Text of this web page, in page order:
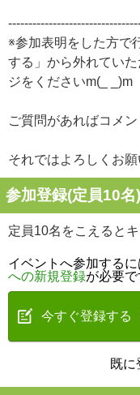
※参加表明をした方で
する」から外れてい
ジをくださいm(_ _)m
ご質問があればコメ
それではよろしくお願
参加登録(定員10名)
定員10名をこえると
イベントへ参加するに
への新規登録が必要で
今すぐ登録する
既